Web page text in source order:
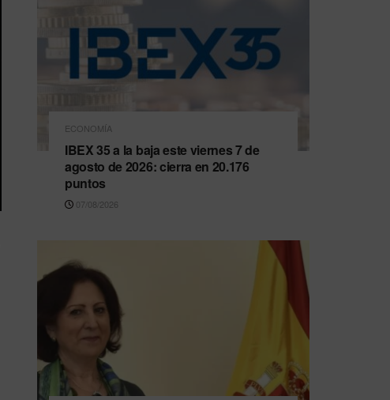
ECONOMÍA
IBEX 35 a la baja este viernes 7 de
agosto de 2026: cierra en 20.176
puntos
07/08/2026